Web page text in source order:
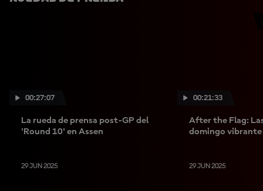
00:27:07
La rueda de prensa post-GP del
'Round 10' en Assen
29 JUN 2025
00:21:33
After the Flag:
domingo vibrante
29 JUN 2025